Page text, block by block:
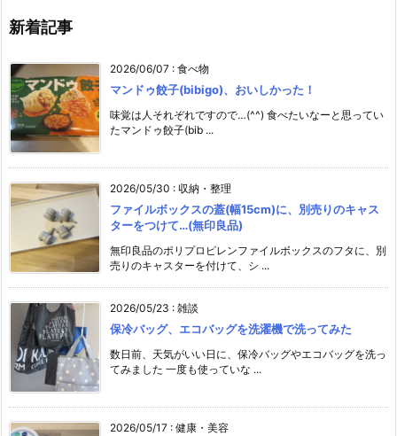
新着記事
2026/06/07 : 食べ物
マンドゥ餃子(bibigo)、おいしかった！
味覚は人それぞれですので…(^^) 食べたいなーと思ってい
たマンドゥ餃子(bib ...
2026/05/30 : 収納・整理
ファイルボックスの蓋(幅15cm)に、別売りのキャス
ターをつけて…(無印良品)
無印良品のポリプロピレンファイルボックスのフタに、別
売りのキャスターを付けて、シ ...
2026/05/23 : 雑談
保冷バッグ、エコバッグを洗濯機で洗ってみた
数日前、天気がいい日に、保冷バッグやエコバッグを洗っ
てみました 一度も使っていな ...
2026/05/17 : 健康・美容